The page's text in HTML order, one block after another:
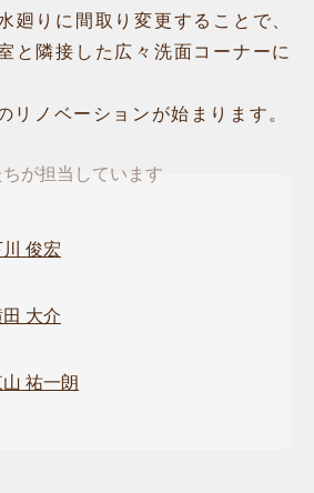
廻りに間取り変更することで、
と隣接した広々洗面コーナーに
リノベーションが始まります。
が担当しています
俊宏
大介
祐一朗